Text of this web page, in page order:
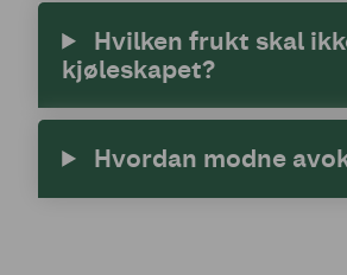
Hvilken frukt skal
kjøleskapet?
Hvordan modne